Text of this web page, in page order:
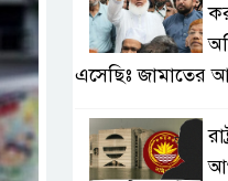
এসেছিঃ জামাতের